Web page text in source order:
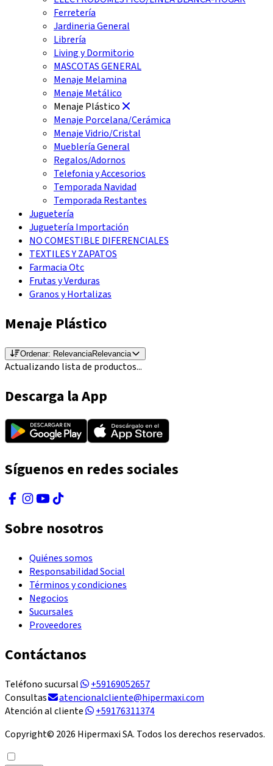
Ferretería
Jardineria General
Librería
Living y Dormitorio
MASCOTAS GENERAL
Menaje Melamina
Menaje Metálico
Menaje Plástico
Menaje Porcelana/Cerámica
Menaje Vidrio/Cristal
Mueblería General
Regalos/Adornos
Telefonia y Accesorios
Temporada Navidad
Temporada Restantes
Juguetería
Juguetería Importación
NO COMESTIBLE DIFERENCIALES
TEXTILES Y ZAPATOS
Farmacia Otc
Frutas y Verduras
Granos y Hortalizas
Menaje Plástico
Ordenar: RelevanciaRelevancia
Actualizando lista de productos...
Descarga la App
Síguenos en redes sociales
Sobre nosotros
Quiénes somos
Responsabilidad Social
Términos y condiciones
Negocios
Sucursales
Proveedores
Contáctanos
Teléfono sucursal
+59169052657
Consultas
atencionalcliente@hipermaxi.com
Atención al cliente
+59176311374
Copyright© 2026 Hipermaxi SA. Todos los derechos reservados.